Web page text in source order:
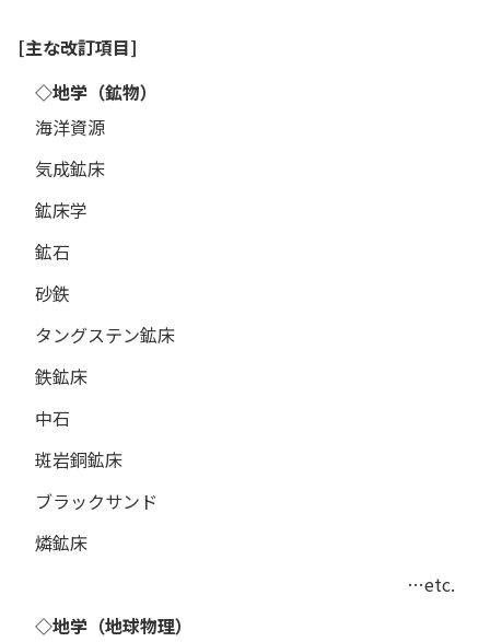
[主な改訂項目]
◇地学（鉱物）
海洋資源
気成鉱床
鉱床学
鉱石
砂鉄
タングステン鉱床
鉄鉱床
中石
斑岩銅鉱床
ブラックサンド
燐鉱床
…etc.
◇地学（地球物理）